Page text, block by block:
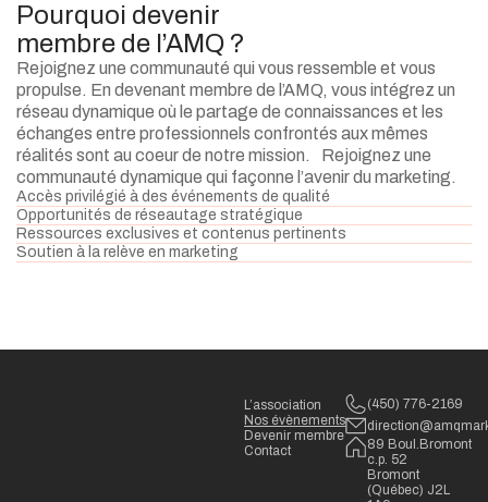
Pourquoi devenir
membre de l’AMQ ?
Rejoignez une communauté qui vous ressemble et vous
propulse. En devenant membre de l’AMQ, vous intégrez un
réseau dynamique où le partage de connaissances et les
échanges entre professionnels confrontés aux mêmes
réalités sont au coeur de notre mission. Rejoignez une
communauté dynamique qui façonne l’avenir du marketing.
Accès privilégié à des événements de qualité
Opportunités de réseautage stratégique
Ressources exclusives et contenus pertinents
Soutien à la relève en marketing
L’association
Nos évènements
Devenir membre
Contact
(450) 776-2169
89 Boul.Bromont
c.p. 52
Bromont
(Québec) J2L